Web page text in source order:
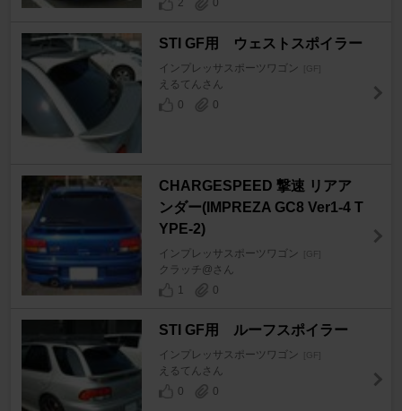
2
0
STI GF用 ウェストスポイラー
インプレッサスポーツワゴン [GF]
えるてんさん
0
0
CHARGESPEED 撃速 リアア
ンダー(IMPREZA GC8 Ver1-4 T
YPE-2)
インプレッサスポーツワゴン [GF]
クラッチ@さん
1
0
STI GF用 ルーフスポイラー
インプレッサスポーツワゴン [GF]
えるてんさん
0
0